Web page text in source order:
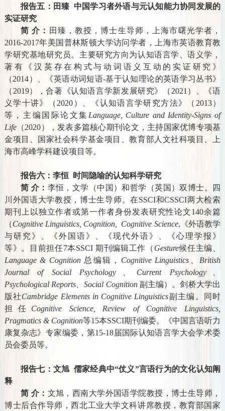
报告五：田臻 中国学习者外语与元认知能力协同发展的
实证研究
简 介： 田臻，教授，博士生导师，上海市曙光学者，
2016-2017年美国普林斯顿大学访问学者，上海市英语教育教
学研究基地研究员。主要研究方向为认知语言学、语义学，
著有《汉英存在构式与动词语义互动的实证研究》
（2014）、《英语动词短语-基于认知理论的英语学习丛书》
（ 2019），合著《认知语言学新发展研究》（ 2021 ）、《语
义学十讲》（ 2020 ）、《认知语言学研究方法》（ 2013）
等，主编国际论文集 Language, Culture and Identity-Signs of
Life（2020），发表多篇核心期刊论文，主持国家优博专项基
金项目、国家社会科学基金项目、教育部人文社科项目、上
海市高峰学科建设项目等。
报告六：李恒
时间隐喻的认知科学研究
简 介： 李恒，文学（中国）和哲学（英国）双博士。四
川外国语大学教授，博士生导师。在SSCI和CSSCI两大检索
期刊上以独立作者或第一作者身份发表研究性论文140余篇
（Cognitive Linguistics, Cognition, Cognitive Science, 《外语教学
与研究》、《外国语》、《现代外语》、《心理学报》
等》。目前担任7本SSCI 期刊编辑工作（ Gesture候任主编、
Language & Cognition 总编辑， Cognitive Linguistics 、 British
Journal of Social Psychology 、 Current Psychology、
Psychological Reports、Social Cognition 副主编）。剑桥大学出
版社Cambridge Elements in Cognitive Linguistics副主编。同时
担任 Cognitive Science, Review of Cognitive Linguistics,
Pragmatics & Cognition等15本SSCI期刊编委。《中国言语听力
康复杂志》专家编委，第15-18届国际认知语言学大会学术委
员会委员等。
报告七：文旭 儒家经典中“仗义”言语行为的文化认知阐
释
简 介： 文旭，西南大学外国语学院教授，博士生导师，
博士后合作导师，西北工业大学文科讲席教授，教育部国家